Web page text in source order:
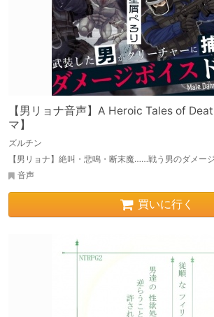
【男リョナ音声】A Heroic Tales of
マ】
ズルチン
【男リョナ】絶叫・悲鳴・断末魔……戦う男のダメー
音声
買いに行く